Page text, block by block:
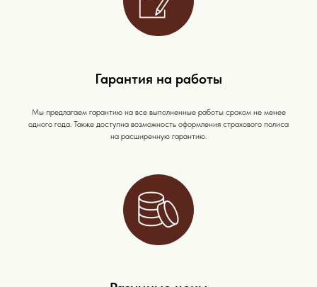
Гарантия на работы
Мы предлагаем гарантию на все выполненные работы сроком не менее
одного года. Также доступна возможность оформления страхового полиса
на расширенную гарантию.